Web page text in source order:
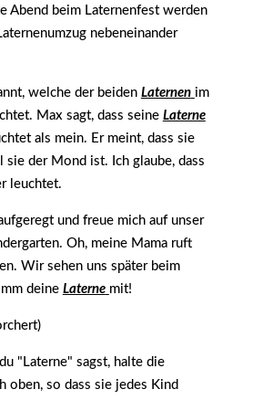
Abend beim Laternenfest werden
nebeneinander
welche der beiden Laternen im
Max sagt, dass seine Laterne
als mein. Er meint, dass sie
sie der Mond ist. Ich glaube, dass
leuchtet.
und freue mich auf unser
Oh, meine Mama ruft
Wir sehen uns später beim
deine Laterne mit!
"Laterne" sagst, halte die
oben, so dass sie jedes Kind